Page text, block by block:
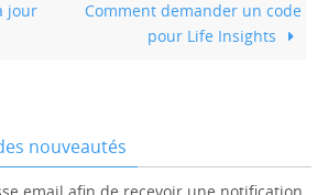
jour
Comment demander un code
pour Life Insights
nouveautés